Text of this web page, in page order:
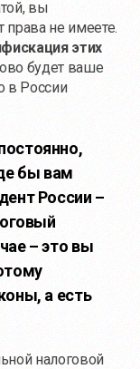
вы
права не имеете.
этих
будет ваше
в России
бы вам
России –
– это вы
а есть
налоговой